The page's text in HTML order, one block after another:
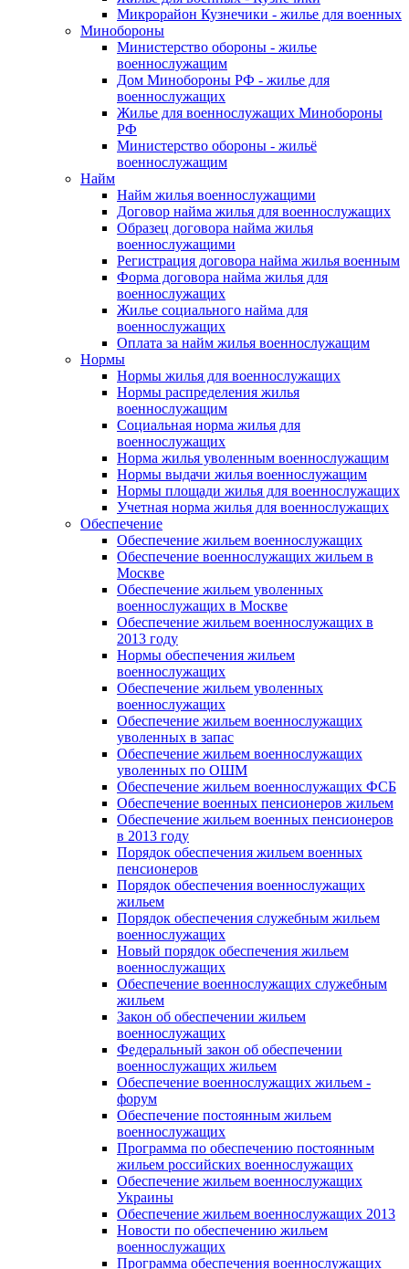
Микрорайон Кузнечики - жилье для военных
Минобороны
Министерство обороны - жилье
военнослужащим
Дом Минобороны РФ - жилье для
военнослужащих
Жилье для военнослужащих Минобороны
РФ
Министерство обороны - жильё
военнослужащим
Найм
Найм жилья военнослужащими
Договор найма жилья для военнослужащих
Образец договора найма жилья
военнослужащими
Регистрация договора найма жилья военным
Форма договора найма жилья для
военнослужащих
Жилье социального найма для
военнослужащих
Оплата за найм жилья военнослужащим
Нормы
Нормы жилья для военнослужащих
Нормы распределения жилья
военнослужащим
Социальная норма жилья для
военнослужащих
Норма жилья уволенным военнослужащим
Нормы выдачи жилья военнослужащим
Нормы площади жилья для военнослужащих
Учетная норма жилья для военнослужащих
Обеспечение
Обеспечение жильем военнослужащих
Обеспечение военнослужащих жильем в
Москве
Обеспечение жильем уволенных
военнослужащих в Москве
Обеспечение жильем военнослужащих в
2013 году
Нормы обеспечения жильем
военнослужащих
Обеспечение жильем уволенных
военнослужащих
Обеспечение жильем военнослужащих
уволенных в запас
Обеспечение жильем военнослужащих
уволенных по ОШМ
Обеспечение жильем военнослужащих ФСБ
Обеспечение военных пенсионеров жильем
Обеспечение жильем военных пенсионеров
в 2013 году
Порядок обеспечения жильем военных
пенсионеров
Порядок обеспечения военнослужащих
жильем
Порядок обеспечения служебным жильем
военнослужащих
Новый порядок обеспечения жильем
военнослужащих
Обеспечение военнослужащих служебным
жильем
Закон об обеспечении жильем
военнослужащих
Федеральный закон об обеспечении
военнослужащих жильем
Обеспечение военнослужащих жильем -
форум
Обеспечение постоянным жильем
военнослужащих
Программа по обеспечению постоянным
жильем российских военнослужащих
Обеспечение жильем военнослужащих
Украины
Обеспечение жильем военнослужащих 2013
Новости по обеспечению жильем
военнослужащих
Программа обеспечения военнослужащих